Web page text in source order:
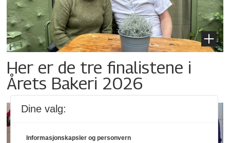
Her er de tre finalistene i
Årets Bakeri 2026
Dine valg:
Informasjonskapsler og personvern